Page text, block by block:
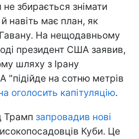
збирається знімати
навіть має план, як
Гавану. На нещодавньому
президент США заявив,
шляху з Ірану
"підійде на сотню метрів
оголосить капітуляцію.
Трамп запровадив нові
Куби. Це